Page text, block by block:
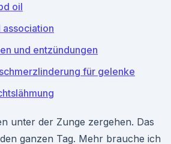
oil
und entzündungen
für gelenke
unter der Zunge zergehen. Das
ganzen Tag. Mehr brauche ich